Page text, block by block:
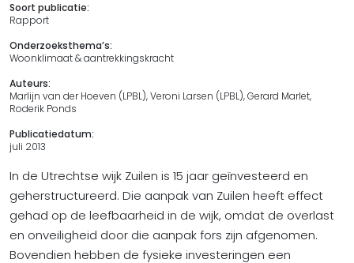
Soort publicatie:
Rapport
Onderzoeksthema’s:
Woonklimaat & aantrekkingskracht
Auteurs:
Marlijn van der Hoeven (LPBL), Veroni Larsen (LPBL), Gerard Marlet,
Roderik Ponds
Publicatiedatum:
juli 2013
In de Utrechtse wijk Zuilen is 15 jaar geïnvesteerd en
geherstructureerd. Die aanpak van Zuilen heeft effect
gehad op de leefbaarheid in de wijk, omdat de overlast
en onveiligheid door die aanpak fors zijn afgenomen.
Bovendien hebben de fysieke investeringen een